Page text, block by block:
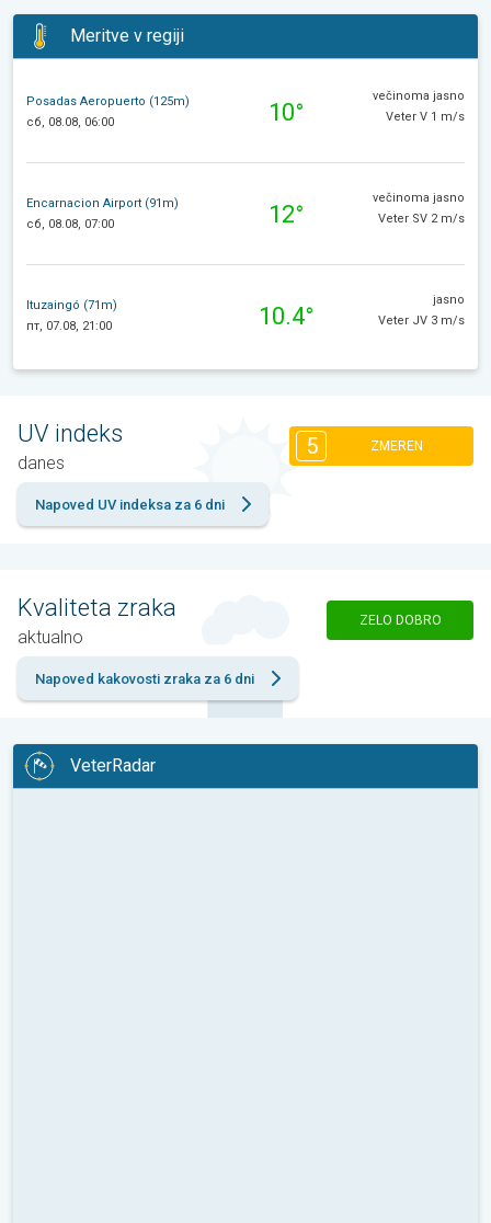
Meritve v regiji
Posadas Aeropuerto (125m)
сб, 08.08, 06:00
10°
večinoma jasno
Veter V 1 m/s
Encarnacion Airport (91m)
сб, 08.08, 07:00
12°
večinoma jasno
Veter SV 2 m/s
Ituzaingó (71m)
пт, 07.08, 21:00
10.4°
jasno
Veter JV 3 m/s
UV indeks
danes
5 ZMEREN
Napoved UV indeksa za 6 dni
Kvaliteta zraka
aktualno
ZELO DOBRO
Napoved kakovosti zraka za 6 dni
VeterRadar